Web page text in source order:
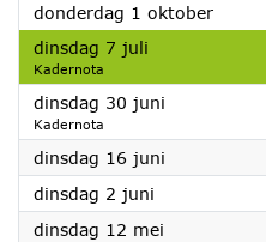
donderdag 1 oktober2026
dinsdag 7 juli
Kadernota
dinsdag 30 juni
Kadernota
dinsdag 16 juni
dinsdag 2 juni
dinsdag 12 mei